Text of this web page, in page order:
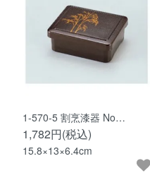
1-570-5 割烹漆器 No…
1,782円(税込)
15.8×13×6.4cm